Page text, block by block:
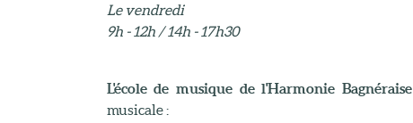
Le vendredi
9h - 12h / 14h - 17h30
L'école de musique de l'Harmonie Bagnéraise
musicale :